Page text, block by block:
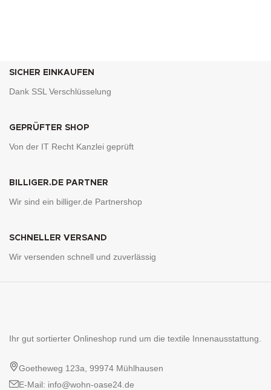
SICHER EINKAUFEN
Dank SSL Verschlüsselung
GEPRÜFTER SHOP
Von der IT Recht Kanzlei geprüft
BILLIGER.DE PARTNER
Wir sind ein billiger.de Partnershop
SCHNELLER VERSAND
Wir versenden schnell und zuverlässig
Ihr gut sortierter Onlineshop rund um die textile Innenausstattung.
Goetheweg 123a, 99974 Mühlhausen
E-Mail: info@wohn-oase24.de